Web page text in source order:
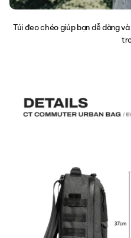
Túi đeo chéo giúp bạn dễ dàng